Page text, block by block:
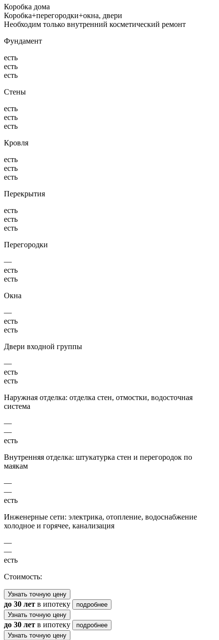
Коробка дома
Коробка+перегородки+окна, двери
Необходим только внутренний косметический ремонт
Фундамент
есть
есть
есть
Стены
есть
есть
есть
Кровля
есть
есть
есть
Перекрытия
есть
есть
есть
Перегородки
—
есть
есть
Окна
—
есть
есть
Двери входной группы
—
есть
есть
Наружная отделка: отделка стен, отмостки, водосточная
система
—
—
есть
Внутренняя отделка: штукатурка стен и перегородок по
маякам
—
—
есть
Инженерные сети: электрика, отопление, водоснабжение
холодное и горячее, канализация
—
—
есть
Стоимость:
Узнать точную цену
до 30 лет в ипотеку
подробнее
Узнать точную цену
до 30 лет в ипотеку
подробнее
Узнать точную цену